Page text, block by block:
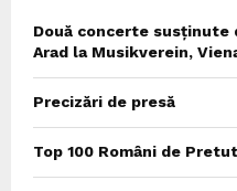
Două concerte susținute
Arad la Musikverein,
Precizări de presă
Top 100 Români de